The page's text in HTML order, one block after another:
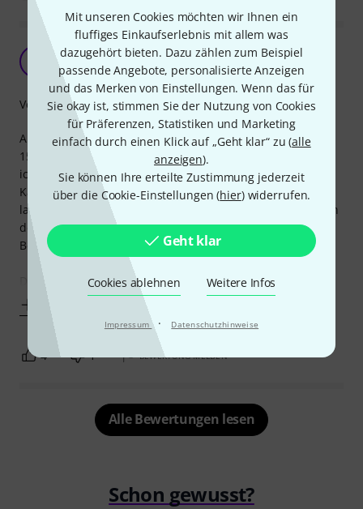
Mit unseren Cookies möchten wir Ihnen ein
fluffiges Einkaufserlebnis mit allem was
dazugehört bieten. Dazu zählen zum Beispiel
passende Angebote, personalisierte Anzeigen
und das Merken von Einstellungen. Wenn das für
Sie okay ist, stimmen Sie der Nutzung von Cookies
für Präferenzen, Statistiken und Marketing
einfach durch einen Klick auf „Geht klar“ zu (alle
anzeigen).
Sie können Ihre erteilte Zustimmung jederzeit
über die Cookie-Einstellungen (hier) widerrufen.
Geht klar
Cookies ablehnen Weitere Infos
Impressum · Datenschutzhinweise
Super LS-Kabel für größere Entfernungen...
MarieHuana 10.11.2010
Als Musiker bin ich bisher für LS-Kabellängen von 10m bis
15m immer mit 2,5mm gut ausgekommen. Nun brauchte
ich aber für ca. 25m Entfernung (Powermixer) ein 4mm-LS-
Kabel, da man bei einem 25m-2,5mm-Kabel - entgegen
landläufigen Meinungen - doch bei größeren Entfernungen
den schlechteren Dämpfungsfaktor, besonders im Bass-
Bereich, negativ heraushört.
Verarbeitung
4 1 BEWERTUNG MELDEN
Alle Bewertungen lesen
Schon gewusst?